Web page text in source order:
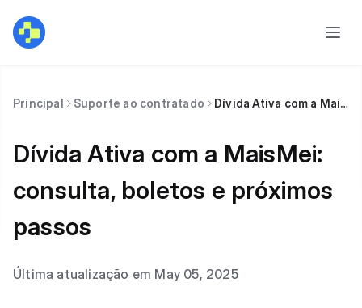
Principal Suporte ao contratado Dívida Ativa com a MaisMei: consulta, boletos e próximos passos
Dívida Ativa com a MaisMei:
consulta, boletos e próximos
passos
Última atualização em May 05, 2025